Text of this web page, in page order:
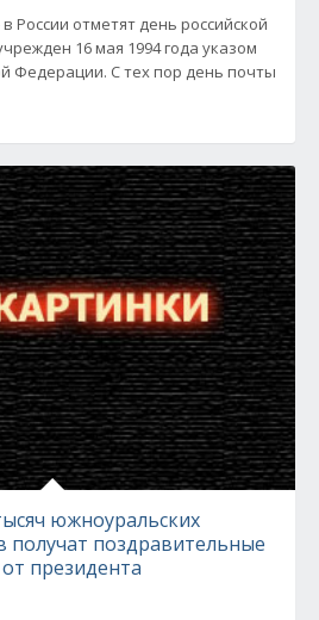
России отметят день российской
16 мая 1994 года указом
Федерации. С тех пор день почты
южноуральских
получат поздравительные
президента